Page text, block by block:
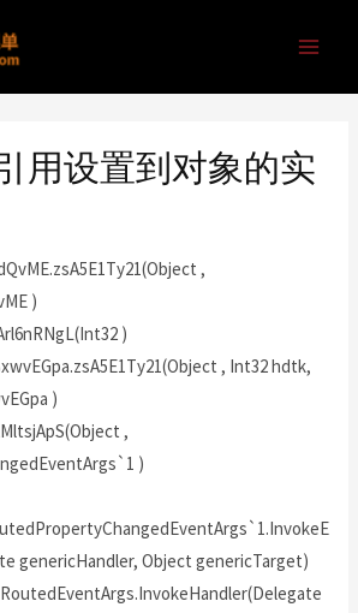
用设置到对象的实
,
)
)
, Int32 hdtk,
)
,
)
genericHandler, Object genericTarget)